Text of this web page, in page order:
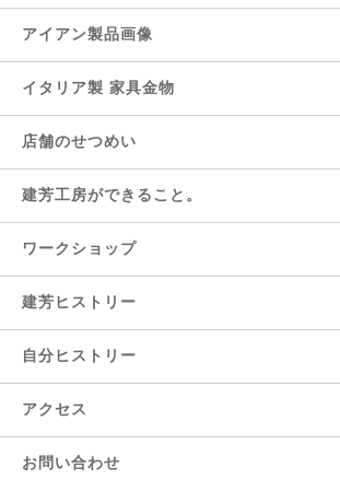
アイアン製品画像
イタリア製 家具金物
店舗のせつめい
建芳工房ができること。
ワークショップ
建芳ヒストリー
自分ヒストリー
アクセス
お問い合わせ